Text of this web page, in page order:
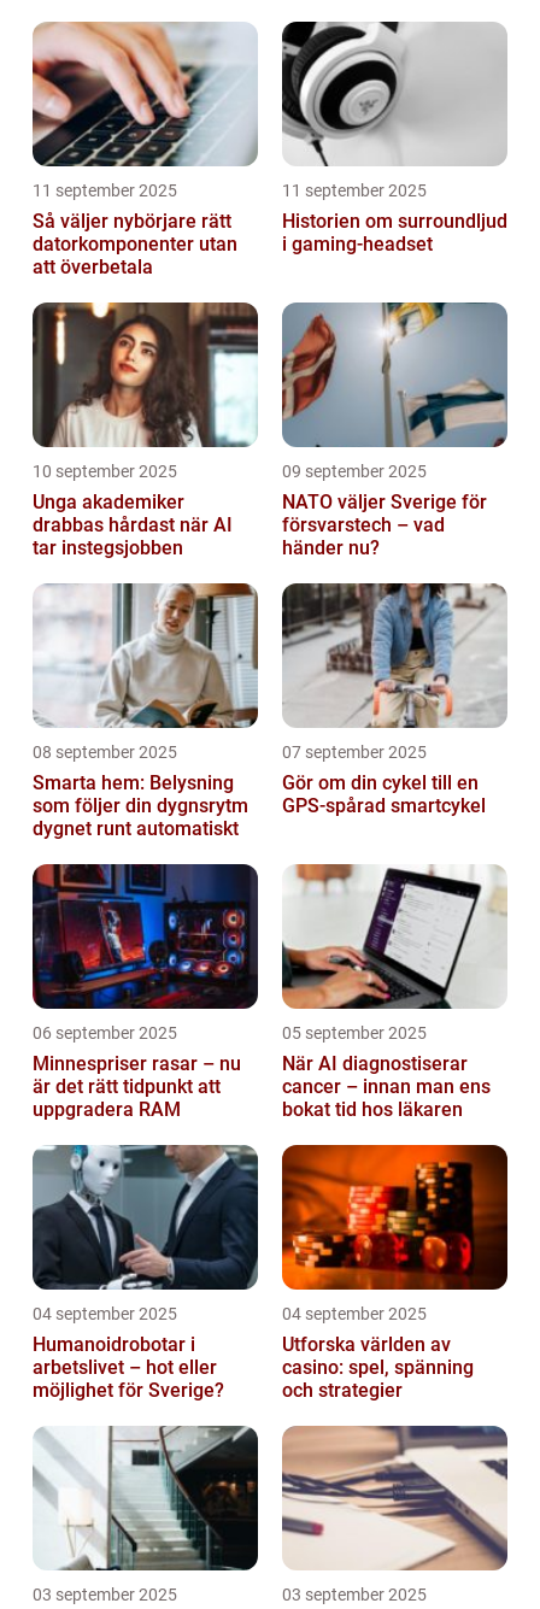
11 september 2025
Så väljer nybörjare rätt
datorkomponenter utan
att överbetala
11 september 2025
Historien om surroundljud
i gaming-headset
10 september 2025
Unga akademiker
drabbas hårdast när AI
tar instegsjobben
09 september 2025
NATO väljer Sverige för
försvarstech – vad
händer nu?
08 september 2025
Smarta hem: Belysning
som följer din dygnsrytm
dygnet runt automatiskt
07 september 2025
Gör om din cykel till en
GPS-spårad smartcykel
06 september 2025
Minnespriser rasar – nu
är det rätt tidpunkt att
uppgradera RAM
05 september 2025
När AI diagnostiserar
cancer – innan man ens
bokat tid hos läkaren
04 september 2025
Humanoidrobotar i
arbetslivet – hot eller
möjlighet för Sverige?
04 september 2025
Utforska världen av
casino: spel, spänning
och strategier
03 september 2025 03 september 2025